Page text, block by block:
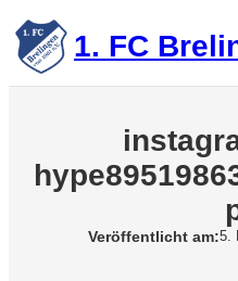
Zum
Inhalt
springen 1. FC
Veröffentlicht am:5.